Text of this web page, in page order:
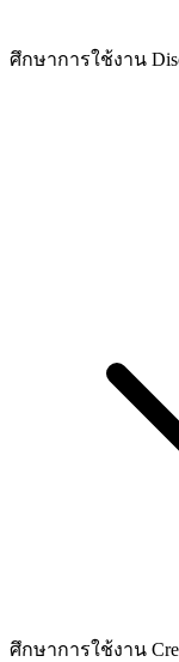
ศึกษาการใช้งาน
ศึกษาการใช้งาน